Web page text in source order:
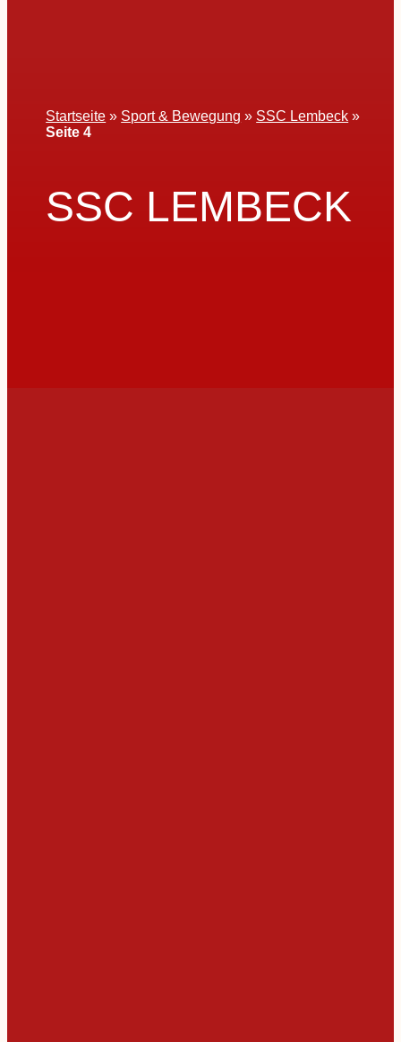
Startseite » Sport & Bewegung » SSC Lembeck »
Seite 4
SSC LEMBECK